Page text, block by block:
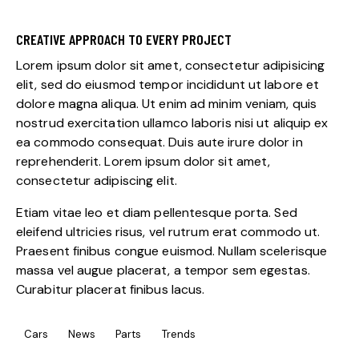
CREATIVE APPROACH TO EVERY PROJECT
Lorem ipsum dolor sit amet, consectetur adipisicing
elit, sed do eiusmod tempor incididunt ut labore et
dolore magna aliqua. Ut enim ad minim veniam, quis
nostrud exercitation ullamco laboris nisi ut aliquip ex
ea commodo consequat. Duis aute irure dolor in
reprehenderit. Lorem ipsum dolor sit amet,
consectetur adipiscing elit.
Etiam vitae leo et diam pellentesque porta. Sed
eleifend ultricies risus, vel rutrum erat commodo ut.
Praesent finibus congue euismod. Nullam scelerisque
massa vel augue placerat, a tempor sem egestas.
Curabitur placerat finibus lacus.
Cars News Parts Trends